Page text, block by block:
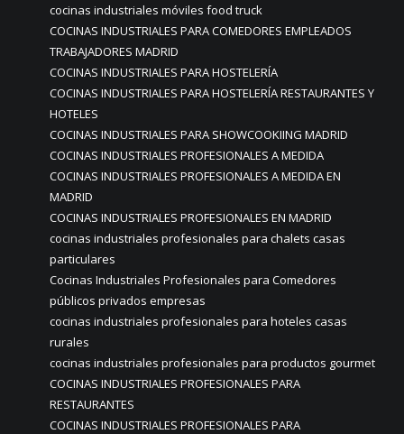
cocinas industriales móviles food truck
COCINAS INDUSTRIALES PARA COMEDORES EMPLEADOS
TRABAJADORES MADRID
COCINAS INDUSTRIALES PARA HOSTELERÍA
COCINAS INDUSTRIALES PARA HOSTELERÍA RESTAURANTES Y
HOTELES
COCINAS INDUSTRIALES PARA SHOWCOOKIING MADRID
COCINAS INDUSTRIALES PROFESIONALES A MEDIDA
COCINAS INDUSTRIALES PROFESIONALES A MEDIDA EN
MADRID
COCINAS INDUSTRIALES PROFESIONALES EN MADRID
cocinas industriales profesionales para chalets casas
particulares
Cocinas Industriales Profesionales para Comedores
públicos privados empresas
cocinas industriales profesionales para hoteles casas
rurales
cocinas industriales profesionales para productos gourmet
COCINAS INDUSTRIALES PROFESIONALES PARA
RESTAURANTES
COCINAS INDUSTRIALES PROFESIONALES PARA